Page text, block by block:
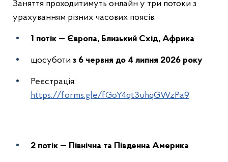
Заняття проходитимуть онлайн у три потоки з
урахуванням різних часових поясів:
1 потік — Європа, Близький Схід, Африка
щосуботи з 6 червня до 4 липня 2026 року
Реєстрація:
https://forms.gle/fGoY4qt3uhqGWzPa9
2 потік — Північна та Південна Америка